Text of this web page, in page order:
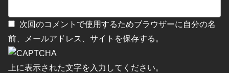
次回のコメントで使用するためブラウザーに自分の名
前、メールアドレス、サイトを保存する。
上に表示された文字を入力してください。